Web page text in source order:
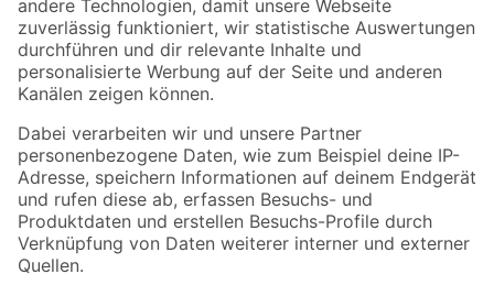
Folge uns
Zahlungsarten Versandarten
Sicher einkaufen